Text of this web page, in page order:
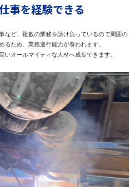
事を経験できる
など、複数の業務を請け負っているので周囲の
るため、業務遂行能力が養われます。
いオールマイティな人材へ成長できます。